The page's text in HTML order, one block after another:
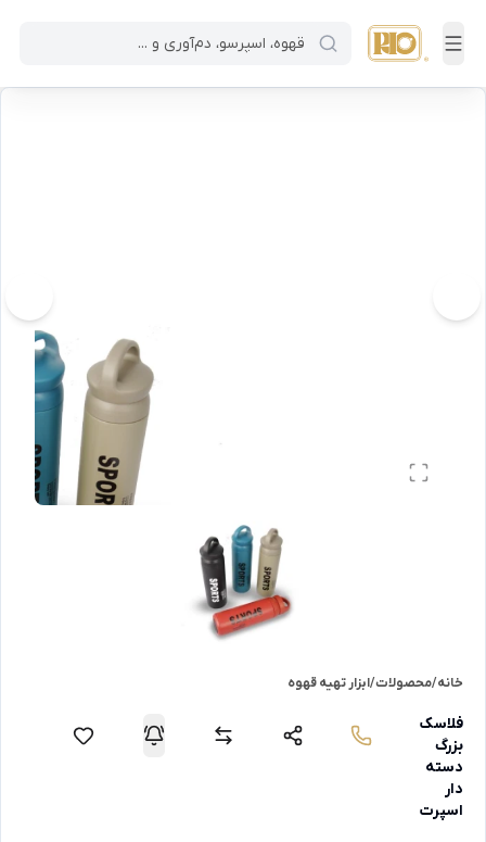
خانه/محصولات/ابزار تهیه قهوه
فلاسک
بزرگ
دسته
دار
اسپرت